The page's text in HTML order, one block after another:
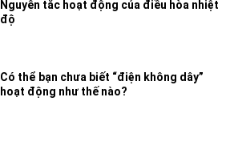
Nguyên tắc hoạt động của điều hòa nhiệt
độ
Có thể bạn chưa biết “điện không dây”
hoạt động như thế nào?